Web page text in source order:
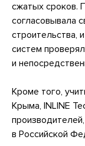
сжатых сроков.
согласовывала
строительства,
систем
и
Кроме того,
Крыма, INLINE
в Российской